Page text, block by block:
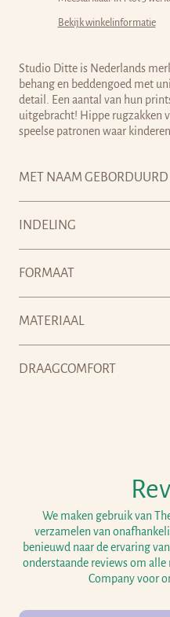
Bekijk winkelinformatie
Studio Ditte is Nederlands
behang en beddengoed met
detail. Een aantal van hun
uitgebracht! Hippe rugzakken
speelse patronen waar
MET NAAM GEBORDUURD
INDELING
FORMAAT
MATERIAAL
DRAAGCOMFORT
We maken gebruik van
verzamelen van
benieuwd naar de ervaring
onderstaande reviews om alle
Company voor